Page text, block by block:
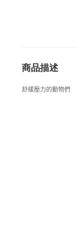
商品描述
舒緩壓力的動物們